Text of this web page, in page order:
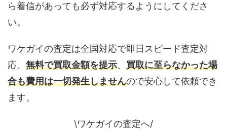
ら着信があっても必ず対応するようにしてくださ
い。
ワケガイの査定は全国対応で即日スピード査定対
応、 無料で買取金額を提示、 買取に至らなかった場
合も費用は一切発生しませんので安心して依頼でき
ます。
\ワケガイの査定へ/